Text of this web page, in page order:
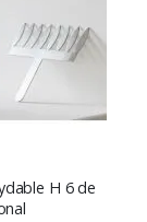
H 6 de